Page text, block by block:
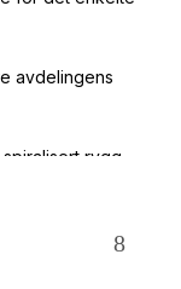
avdelingens
rygg.